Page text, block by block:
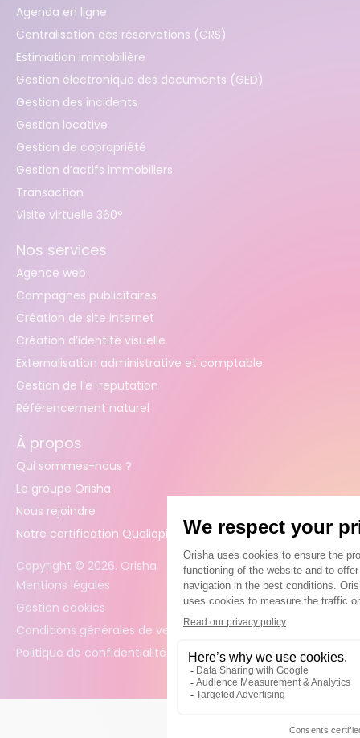
Agenda en ligne
Centralisation des réservations (CRS)
Estimation immobilière
Gestion électronique des documents (GED)
Gestion des incidents
Gestion locative
Gestion de copropriété
Gestion d’actifs immobiliers
Transaction
Visite virtuelle 360°
Nos services
Agence web
Campagnes publicitaires
Création de site internet
Création d’identité visuelle
Externalisation administrative et comptable
Gestion de l'e-reputation
Référencement naturel
À propos
Qui sommes-nous ?
Le groupe Orisha
Nous rejoindre
Notre certification Qualiopi
Copyright © 2026. Orisha
Mentions légales
Gestion cookies
Conditions générales de vente
Politique de confidentialité des données